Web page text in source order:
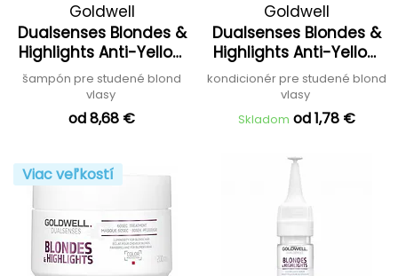
Goldwell
Dualsenses Blondes &
Highlights Anti-Yellow
Shampoo
šampón pre studené blond
vlasy
od 8,68 €
Goldwell
Dualsenses Blondes &
Highlights Anti-Yellow
Conditioner
kondicionér pre studené blond
vlasy
Skladom od 1,78 €
Viac veľkostí